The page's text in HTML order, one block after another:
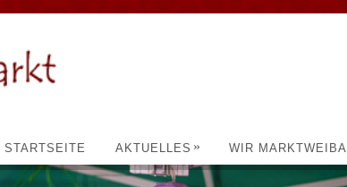
STARTSEITE AKTUELLES » WIR MARKTWEIBA